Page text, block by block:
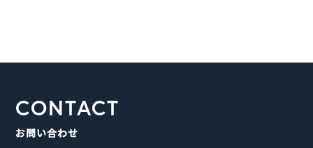
CONTACT
お問い合わせ